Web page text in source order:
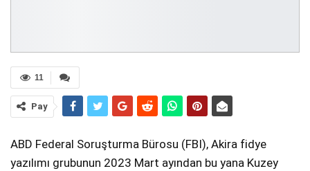
11
Pay
ABD Federal Soruşturma Bürosu (FBI), Akira fidye
yazılımı grubunun 2023 Mart ayından bu yana Kuzey